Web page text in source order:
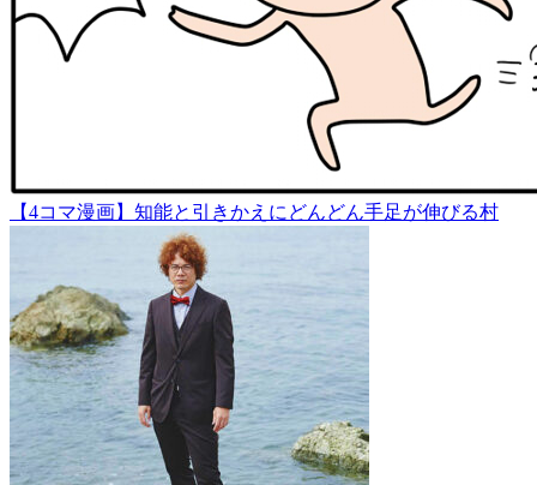
【4コマ漫画】知能と引きかえにどんどん手足が伸びる村